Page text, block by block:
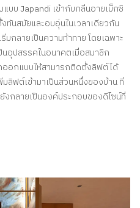
บ Japandi เข้ากับกลิ่นอายเม็กซิ
นสมัยและอบอุ่นในเวลาเดียวกัน
มกลายเป็นความท้าทาย โดยเฉพาะ
อุปสรรคในอนาคตเมื่อสมาชิก
อกแบบให้สามารถติดตั้งลิฟต์ได้
ลิฟต์เข้ามาเป็นส่วนหนึ่งของบ้าน ที่
งกลายเป็นองค์ประกอบของดีไซน์ที่